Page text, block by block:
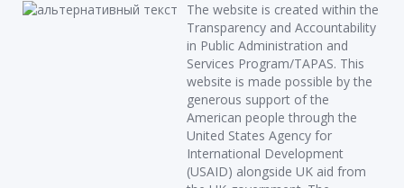
The website is created within the
Transparency and Accountability
in Public Administration and
Services Program/TAPAS. This
website is made possible by the
generous support of the
American people through the
United States Agency for
International Development
(USAID) alongside UK aid from